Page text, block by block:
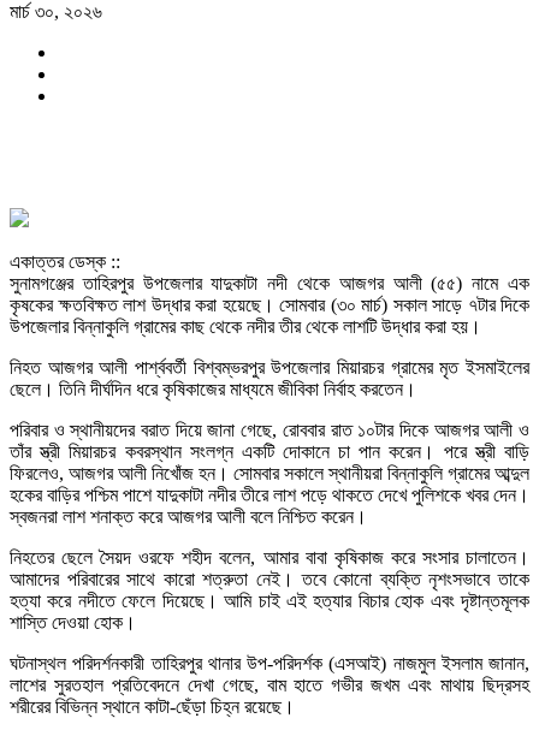
মার্চ ৩০, ২০২৬
একাত্তর ডেস্ক ::
সুনামগঞ্জের তাহিরপুর উপজেলার যাদুকাটা নদী থেকে আজগর আলী (৫৫) নামে এক
কৃষকের ক্ষতবিক্ষত লাশ উদ্ধার করা হয়েছে। সোমবার (৩০ মার্চ) সকাল সাড়ে ৭টার দিকে
উপজেলার বিন্নাকুলি গ্রামের কাছ থেকে নদীর তীর থেকে লাশটি উদ্ধার করা হয়।
নিহত আজগর আলী পার্শ্ববর্তী বিশ্বম্ভরপুর উপজেলার মিয়ারচর গ্রামের মৃত ইসমাইলের
ছেলে। তিনি দীর্ঘদিন ধরে কৃষিকাজের মাধ্যমে জীবিকা নির্বাহ করতেন।
পরিবার ও স্থানীয়দের বরাত দিয়ে জানা গেছে, রোববার রাত ১০টার দিকে আজগর আলী ও
তাঁর স্ত্রী মিয়ারচর কবরস্থান সংলগ্ন একটি দোকানে চা পান করেন। পরে স্ত্রী বাড়ি
ফিরলেও, আজগর আলী নিখোঁজ হন। সোমবার সকালে স্থানীয়রা বিন্নাকুলি গ্রামের আব্দুল
হকের বাড়ির পশ্চিম পাশে যাদুকাটা নদীর তীরে লাশ পড়ে থাকতে দেখে পুলিশকে খবর দেন।
স্বজনরা লাশ শনাক্ত করে আজগর আলী বলে নিশ্চিত করেন।
নিহতের ছেলে সৈয়দ ওরফে শহীদ বলেন, আমার বাবা কৃষিকাজ করে সংসার চালাতেন।
আমাদের পরিবারের সাথে কারো শত্রুতা নেই। তবে কোনো ব্যক্তি নৃশংসভাবে তাকে
হত্যা করে নদীতে ফেলে দিয়েছে। আমি চাই এই হত্যার বিচার হোক এবং দৃষ্টান্তমূলক
শাস্তি দেওয়া হোক।
ঘটনাস্থল পরিদর্শনকারী তাহিরপুর থানার উপ-পরিদর্শক (এসআই) নাজমুল ইসলাম জানান,
লাশের সুরতহাল প্রতিবেদনে দেখা গেছে, বাম হাতে গভীর জখম এবং মাথায় ছিদ্রসহ
শরীরের বিভিন্ন স্থানে কাটা-ছেঁড়া চিহ্ন রয়েছে।